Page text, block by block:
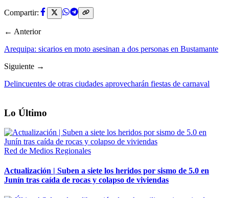
Compartir:
← Anterior
Arequipa: sicarios en moto asesinan a dos personas en Bustamante
Siguiente →
Delincuentes de otras ciudades aprovecharán fiestas de carnaval
Lo Último
Red de Medios Regionales
Actualización | Suben a siete los heridos por sismo de 5.0 en
Junín tras caída de rocas y colapso de viviendas